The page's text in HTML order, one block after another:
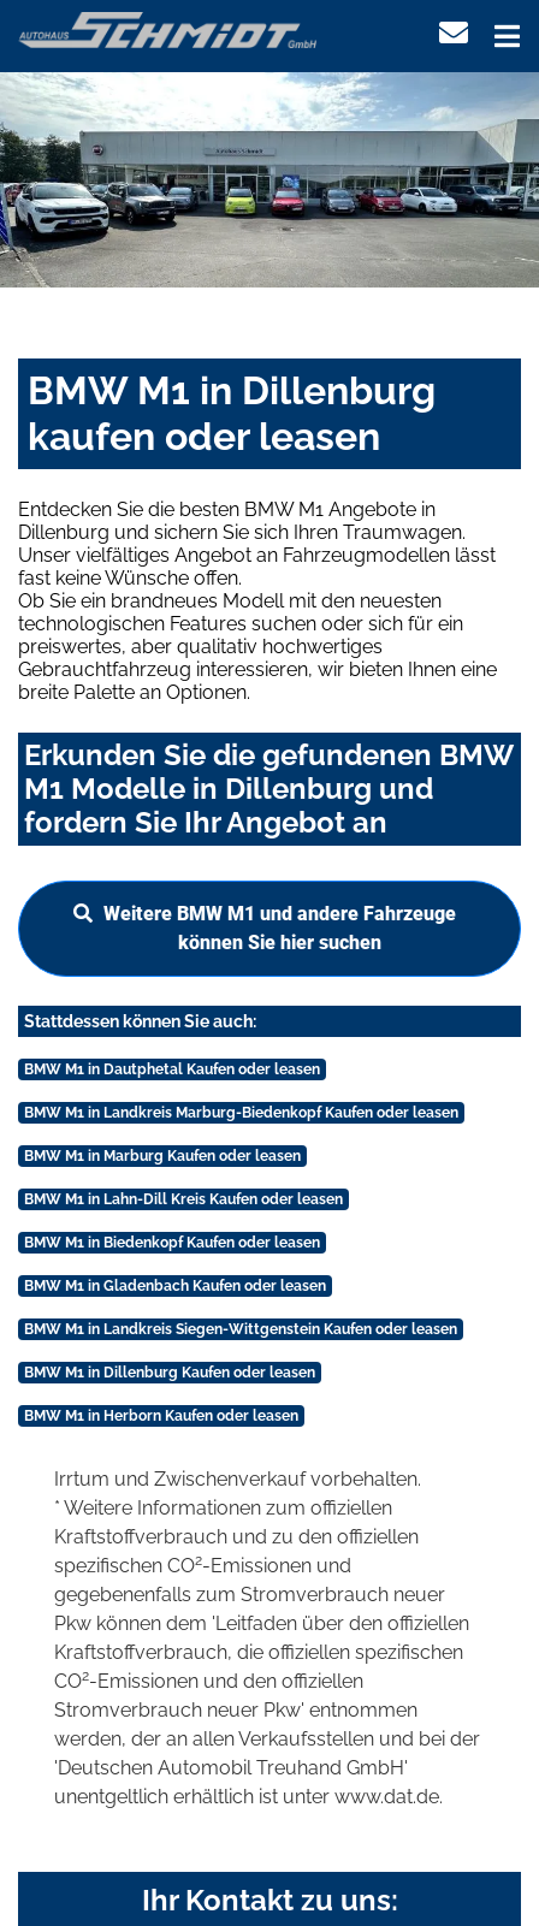
BMW M1 in Dillenburg
kaufen oder leasen
Entdecken Sie die besten BMW M1 Angebote in
Dillenburg und sichern Sie sich Ihren Traumwagen.
Unser vielfältiges Angebot an Fahrzeugmodellen lässt
fast keine Wünsche offen.
Ob Sie ein brandneues Modell mit den neuesten
technologischen Features suchen oder sich für ein
preiswertes, aber qualitativ hochwertiges
Gebrauchtfahrzeug interessieren, wir bieten Ihnen eine
breite Palette an Optionen.
Erkunden Sie die gefundenen BMW
M1 Modelle in Dillenburg und
fordern Sie Ihr Angebot an
Weitere BMW M1 und andere Fahrzeuge
können Sie hier suchen
Stattdessen können Sie auch:
BMW M1 in Dautphetal Kaufen oder leasen
BMW M1 in Landkreis Marburg-Biedenkopf Kaufen oder leasen
BMW M1 in Marburg Kaufen oder leasen
BMW M1 in Lahn-Dill Kreis Kaufen oder leasen
BMW M1 in Biedenkopf Kaufen oder leasen
BMW M1 in Gladenbach Kaufen oder leasen
BMW M1 in Landkreis Siegen-Wittgenstein Kaufen oder leasen
BMW M1 in Dillenburg Kaufen oder leasen
BMW M1 in Herborn Kaufen oder leasen
Irrtum und Zwischenverkauf vorbehalten.
* Weitere Informationen zum offiziellen
Kraftstoffverbrauch und zu den offiziellen
spezifischen CO2-Emissionen und
gegebenenfalls zum Stromverbrauch neuer
Pkw können dem 'Leitfaden über den offiziellen
Kraftstoffverbrauch, die offiziellen spezifischen
CO2-Emissionen und den offiziellen
Stromverbrauch neuer Pkw' entnommen
werden, der an allen Verkaufsstellen und bei der
'Deutschen Automobil Treuhand GmbH'
unentgeltlich erhältlich ist unter www.dat.de.
Ihr Kontakt zu uns: